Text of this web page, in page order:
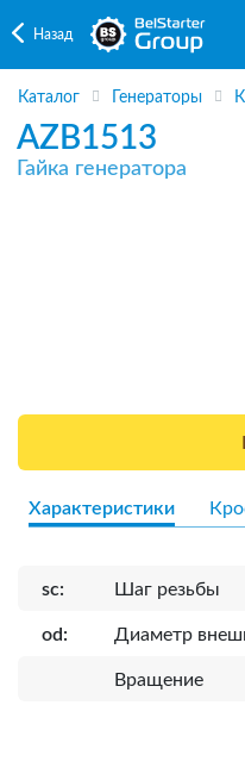
Назад
Каталог Генераторы
AZB1513
Гайка генератора
Характеристики
sc: Шаг резьбы
od: Диаметр
Вращение